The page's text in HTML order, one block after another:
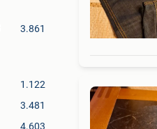
3.861
1.122
3.481
4.603